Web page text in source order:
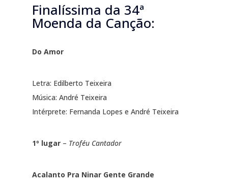
Finalíssima da 34ª
Moenda da Canção:
Do Amor
Letra: Edilberto Teixeira
Música: André Teixeira
Intérprete: Fernanda Lopes e André Teixeira
1º lugar– Troféu Cantador
Acalanto Pra Ninar Gente Grande